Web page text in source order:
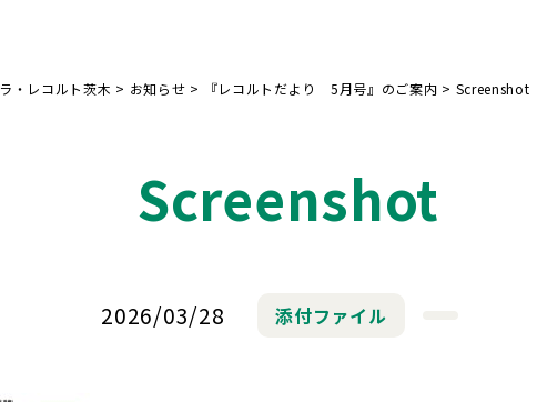
ラ・レコルト茨木 > お知らせ > 『レコルトだより 5月号』のご案内 > Screenshot
Screenshot
2026/03/28 添付ファイル